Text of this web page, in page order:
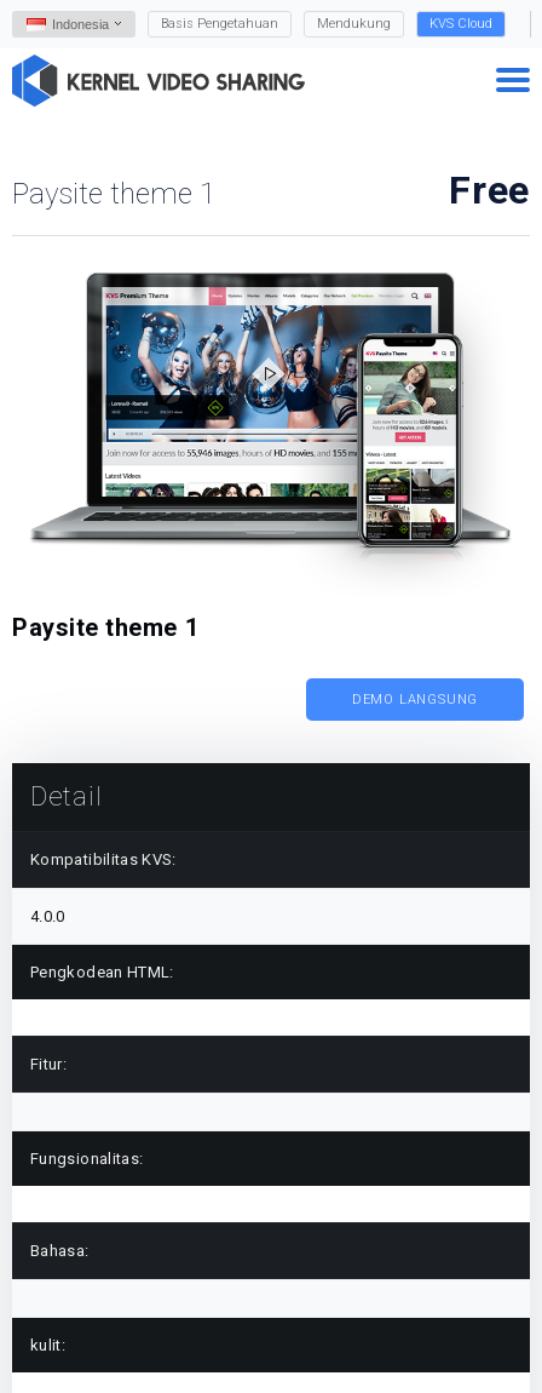
Indonesia Basis Pengetahuan Mendukung KVS Cloud
Paysite theme 1 Free
Paysite theme 1
DEMO LANGSUNG
Detail
Kompatibilitas KVS:
4.0.0
Pengkodean HTML:
Fitur:
Fungsionalitas:
Bahasa:
kulit: